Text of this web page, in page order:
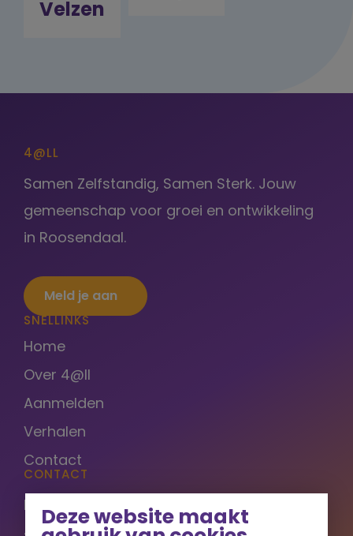
Deze website maakt
Velzen
4@LL
Samen Zelfstandig, Samen Sterk. Jouw
gemeenschap voor groei en ontwikkeling
in Roosendaal.
Meld je aan
SNELLINKS
Home
Over 4@ll
Aanmelden
Verhalen
Contact
CONTACT
4707 NW Roosendaal